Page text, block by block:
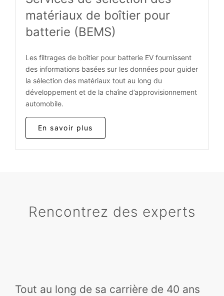
matériaux de boîtier pour
batterie (BEMS)
Les filtrages de boîtier pour batterie EV fournissent
des informations basées sur les données pour guider
la sélection des matériaux tout au long du
développement et de la chaîne d’approvisionnement
automobile.
En savoir plus
Rencontrez des experts
Tout au long de sa carrière de 40 ans